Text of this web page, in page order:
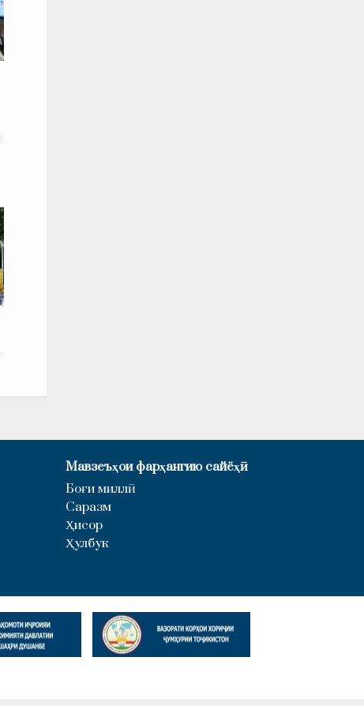
Мавзеъҳои фарҳангию сайёҳӣ
Боғи миллӣ
Саразм
Ҳисор
Ҳулбук